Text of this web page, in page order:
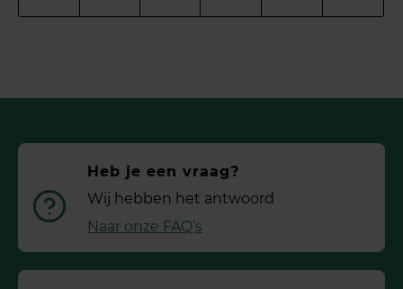
Heb je een vraag?
Wij hebben het antwoord
Naar onze FAQ’s